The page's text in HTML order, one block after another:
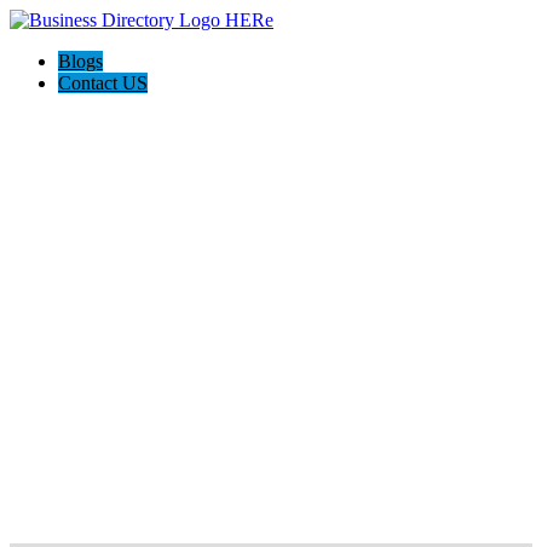
Blogs
Contact US